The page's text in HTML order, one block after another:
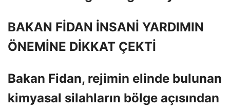
BAKAN FİDAN İNSANİ YARDIMIN
ÖNEMİNE DİKKAT ÇEKTİ
Bakan Fidan, rejimin elinde bulunan
kimyasal silahların bölge açısından